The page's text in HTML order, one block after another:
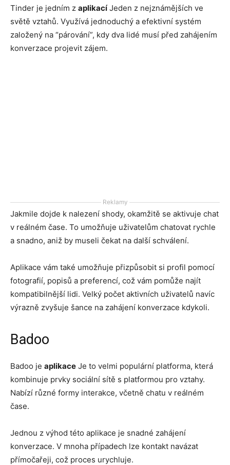
Tinder je jedním z aplikacíJeden z nejznámějších ve
světě vztahů. Využívá jednoduchý a efektivní systém
založený na “párování”, kdy dva lidé musí před zahájením
konverzace projevit zájem.
Reklamy
Jakmile dojde k nalezení shody, okamžitě se aktivuje chat
v reálném čase. To umožňuje uživatelům chatovat rychle
a snadno, aniž by museli čekat na další schválení.
Aplikace vám také umožňuje přizpůsobit si profil pomocí
fotografií, popisů a preferencí, což vám pomůže najít
kompatibilnější lidi. Velký počet aktivních uživatelů navíc
výrazně zvyšuje šance na zahájení konverzace kdykoli.
Badoo
Badoo je aplikace Je to velmi populární platforma, která
kombinuje prvky sociální sítě s platformou pro vztahy.
Nabízí různé formy interakce, včetně chatu v reálném
čase.
Jednou z výhod této aplikace je snadné zahájení
konverzace. V mnoha případech lze kontakt navázat
přímočařeji, což proces urychluje.